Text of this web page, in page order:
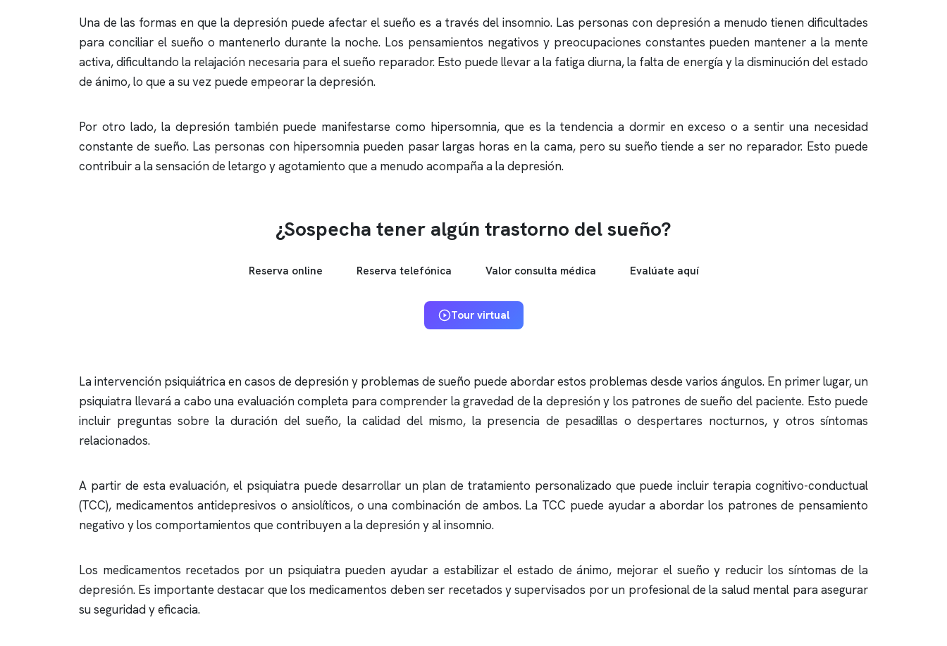
Una de las formas en que la depresión puede afectar el sueño es a través del insomnio. Las personas con depresión a menudo tienen dificultades
para conciliar el sueño o mantenerlo durante la noche. Los pensamientos negativos y preocupaciones constantes pueden mantener a la mente
activa, dificultando la relajación necesaria para el sueño reparador. Esto puede llevar a la fatiga diurna, la falta de energía y la disminución del estado
de ánimo, lo que a su vez puede empeorar la depresión.
Por otro lado, la depresión también puede manifestarse como hipersomnia, que es la tendencia a dormir en exceso o a sentir una necesidad
constante de sueño. Las personas con hipersomnia pueden pasar largas horas en la cama, pero su sueño tiende a ser no reparador. Esto puede
contribuir a la sensación de letargo y agotamiento que a menudo acompaña a la depresión.
¿Sospecha tener algún trastorno del sueño?
Reserva online Reserva telefónica Valor consulta médica Evalúate aquí
Tour virtual
La intervención psiquiátrica en casos de depresión y problemas de sueño puede abordar estos problemas desde varios ángulos. En primer lugar, un
psiquiatra llevará a cabo una evaluación completa para comprender la gravedad de la depresión y los patrones de sueño del paciente. Esto puede
incluir preguntas sobre la duración del sueño, la calidad del mismo, la presencia de pesadillas o despertares nocturnos, y otros síntomas
relacionados.
A partir de esta evaluación, el psiquiatra puede desarrollar un plan de tratamiento personalizado que puede incluir terapia cognitivo-conductual
(TCC), medicamentos antidepresivos o ansiolíticos, o una combinación de ambos. La TCC puede ayudar a abordar los patrones de pensamiento
negativo y los comportamientos que contribuyen a la depresión y alinsomnio.
Los medicamentos recetados por un psiquiatra pueden ayudar a estabilizar el estado de ánimo, mejorar el sueño y reducir los síntomas de la
depresión. Es importante destacar que los medicamentos deben ser recetados y supervisados por un profesional de la salud mental para asegurar
su seguridad y eficacia.